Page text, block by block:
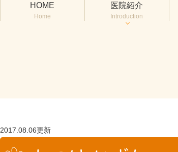
HOME
Home
医院紹介
Introduction
2017.08.06更新